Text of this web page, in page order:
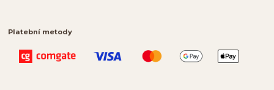
Platební metody